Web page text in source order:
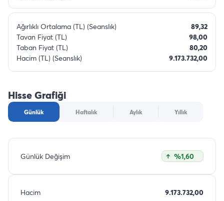
Ağırlıklı Ortalama (TL) (Seanslık)
89,32
Tavan Fiyat (TL)
98,00
Taban Fiyat (TL)
80,20
Hacim (TL) (Seanslık)
9.173.732,00
Hisse Grafiği
Günlük Haftalık Aylık Yıllık
Günlük Değişim %1,60
Hacim 9.173.732,00